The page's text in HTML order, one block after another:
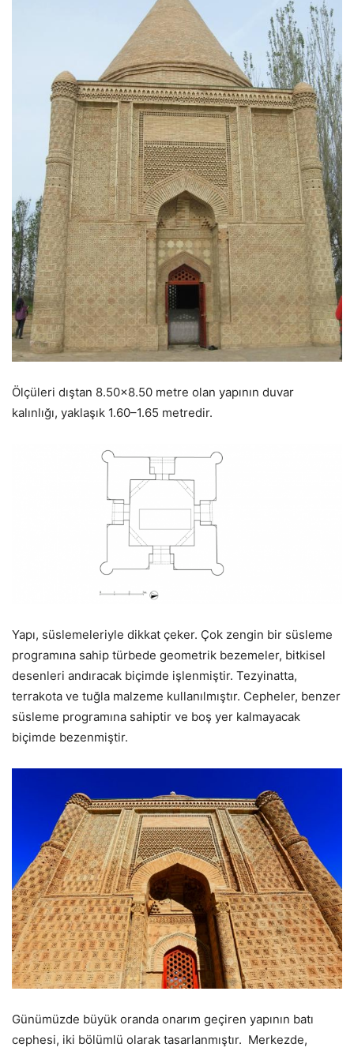
Ölçüleri dıştan 8.50×8.50 metre olan yapının duvar
kalınlığı, yaklaşık 1.60–1.65 metredir.
Yapı, süslemeleriyle dikkat çeker. Çok zengin bir süsleme
programına sahip türbede geometrik bezemeler, bitkisel
desenleri andıracak biçimde işlenmiştir. Tezyinatta,
terrakota ve tuğla malzeme kullanılmıştır. Cepheler, benzer
süsleme programına sahiptir ve boş yer kalmayacak
biçimde bezenmiştir.
Günümüzde büyük oranda onarım geçiren yapının batı
cephesi, iki bölümlü olarak tasarlanmıştır. Merkezde,